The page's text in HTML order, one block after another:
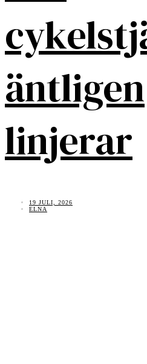
äntligen
linjerar
19 JULI, 2026
ELNA